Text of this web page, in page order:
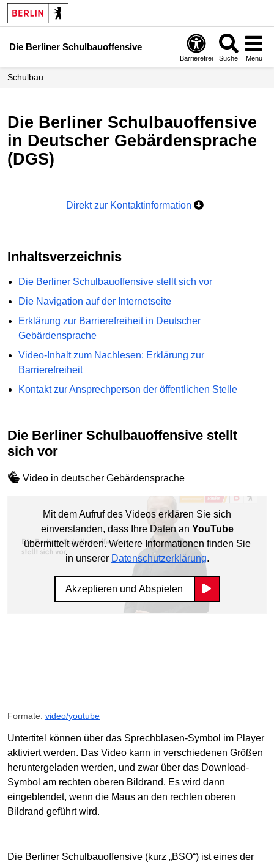
Die Berliner Schulbauoffensive
Barrierefrei Suche Menü
Schulbau
Die Berliner Schulbauoffensive
in Deutscher Gebärdensprache
(DGS)
Direkt zur Kontaktinformation
Inhaltsverzeichnis
Die Berliner Schulbauoffensive stellt sich vor
Die Navigation auf der Internetseite
Erklärung zur Barrierefreiheit in Deutscher
Gebärdensprache
Video-Inhalt zum Nachlesen: Erklärung zur
Barrierefreiheit
Kontakt zur Ansprechperson der öffentlichen Stelle
Die Berliner Schulbauoffensive stellt
sich vor
Video in deutscher Gebärdensprache
Mit dem Aufruf des Videos erklären Sie sich
einverstanden, dass Ihre Daten an YouTube
übermittelt werden. Weitere Informationen finden Sie
in unserer Datenschutzerklärung.
Akzeptieren und Abspielen
Formate: video/youtube
Untertitel können über das Sprechblasen-Symbol im Player
aktiviert werden. Das Video kann in verschiedenen Größen
heruntergeladen werden, und zwar über das Download-
Symbol am rechten oberen Bildrand. Es wird dann
eingeblendet, wenn die Maus an den rechten oberen
Bildrand geführt wird.
Die Berliner Schulbauoffensive (kurz „BSO“) ist eines der